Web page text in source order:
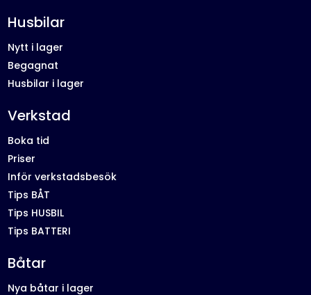
Husbilar
Nytt i lager
Begagnat
Husbilar i lager
Verkstad
Boka tid
Priser
Inför verkstadsbesök
Tips BÅT
Tips HUSBIL
Tips BATTERI
Båtar
Nya båtar i lager